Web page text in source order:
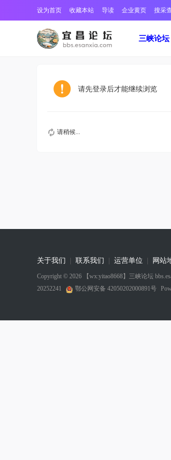
设为首页 收藏本站 导读 企业黄页 搜采
三峡论坛
请先登录后才能继续浏览
请稍候...
关于我们 联系我们 运营单位 网站
Copyright © 2026 【wx:yitao8668】三峡论坛
20252241
鄂公网安备 42050202000891号